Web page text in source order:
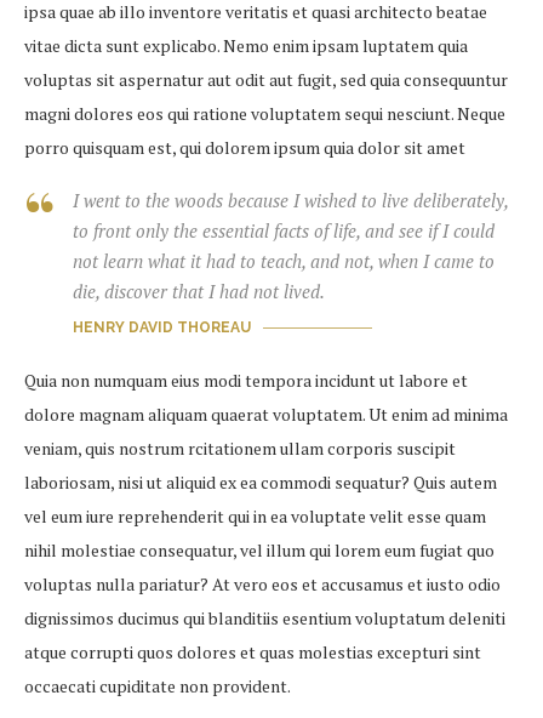
ipsa quae ab illo inventore veritatis et quasi architecto beatae
vitae dicta sunt explicabo. Nemo enim ipsam luptatem quia
voluptas sit aspernatur aut odit aut fugit, sed quia consequuntur
magni dolores eos qui ratione voluptatem sequi nesciunt. Neque
porro quisquam est, qui dolorem ipsum quia dolor sit amet
I went to the woods because I wished to live deliberately,
to front only the essential facts of life, and see if I could
not learn what it had to teach, and not, when I came to
die, discover that I had not lived.
HENRY DAVID THOREAU
Quia non numquam eius modi tempora incidunt ut labore et
dolore magnam aliquam quaerat voluptatem. Ut enim ad minima
veniam, quis nostrum rcitationem ullam corporis suscipit
laboriosam, nisi ut aliquid ex ea commodi sequatur? Quis autem
vel eum iure reprehenderit qui in ea voluptate velit esse quam
nihil molestiae consequatur, vel illum qui lorem eum fugiat quo
voluptas nulla pariatur? At vero eos et accusamus et iusto odio
dignissimos ducimus qui blanditiis esentium voluptatum deleniti
atque corrupti quos dolores et quas molestias excepturi sint
occaecati cupiditate non provident.